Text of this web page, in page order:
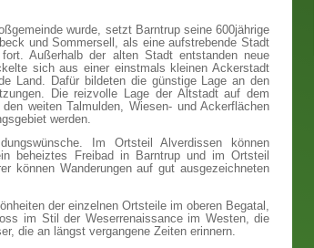
wurde, setzt Barntrup seine 600jährige
und Sommersell, als eine aufstrebende Stadt
Außerhalb der alten Stadt entstanden neue
sich aus einer einstmals kleinen Ackerstadt
Land. Dafür bildeten die günstige Lage an den
Die reizvolle Lage der Altstadt auf dem
weiten Talmulden, Wiesen- und Ackerflächen
werden.
Im Ortsteil Alverdissen können
beheiztes Freibad in Barntrup und im Ortsteil
können Wanderungen auf gut ausgezeichneten
der einzelnen Ortsteile im oberen Begatal,
im Stil der Weserrenaissance im Westen, die
die an längst vergangene Zeiten erinnern.